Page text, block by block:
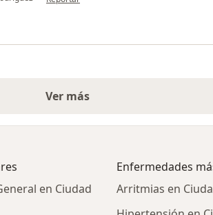
Ver más
en Ciudad
Enfermedades
Arritmias en